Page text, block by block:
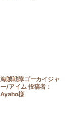
海賊戦隊ゴーカイジャ
ー/アイム 投稿者：
Ayaho様